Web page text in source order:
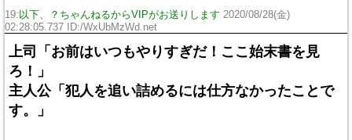
19: 以下、？ちゃんねるからVIPがお送りします 2020/08/28(金)
02:28:05.737 ID:/WxUbMzWd.net
上司「お前はいつもやりすぎだ！ここ始末書を見
ろ！」
主人公「犯人を追い詰めるには仕方なかったことで
す。」